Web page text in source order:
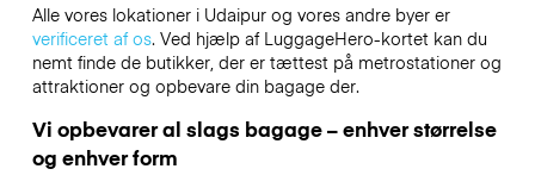
Alle vores lokationer i Udaipur og vores andre byer er
verificeret af os. Ved hjælp af LuggageHero-kortet kan du
nemt finde de butikker, der er tættest på metrostationer og
attraktioner og opbevare din bagage der.
Vi opbevarer al slags bagage – enhver størrelse
og enhver form